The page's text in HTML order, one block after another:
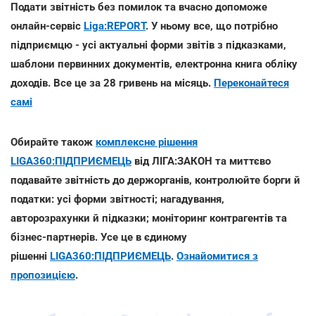
Подати звітність без помилок та вчасно допоможе
онлайн-сервіс Liga:REPORT. У ньому все, що потрібно
підприємцю - усі актуальні форми звітів з підказками,
шаблони первинних документів, електронна книга обліку
доходів. Все це за 28 гривень на місяць. Переконайтеся
самі
Обирайте також комплексне рішення
LIGA360:ПІДПРИЄМЕЦЬ від ЛІГА:ЗАКОН та миттєво
подавайте звітність до держорганів, контролюйте борги й
податки: усі форми звітності; нагадування,
авторозрахунки й підказки; моніторинг контрагентів та
бізнес-партнерів. Усе це в єдиному
рішенні LIGA360:ПІДПРИЄМЕЦЬ. Ознайомитися з
пропозицією.